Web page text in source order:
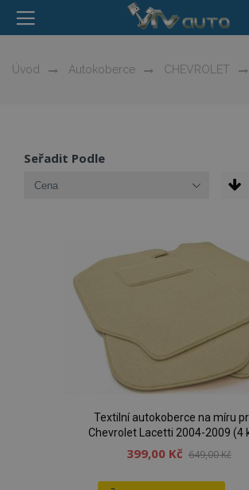
Úvod Autokoberce CHEVROLET
Seřadit Podle
Textilní autokoberce na míru
Chevrolet Lacetti 2004-2009 (4
399,00 Kč 649,00 Kč